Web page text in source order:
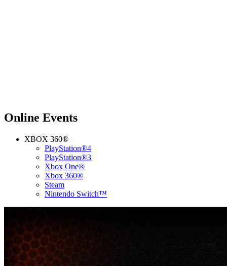
Online Events
XBOX 360®
PlayStation®4
PlayStation®3
Xbox One®
Xbox 360®
Steam
Nintendo Switch™